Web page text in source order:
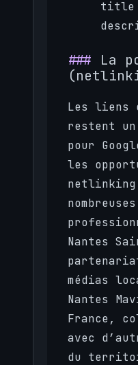
title
La
Les liens
restent
pour
les
Nantes
médias
Nantes
France,
avec
du